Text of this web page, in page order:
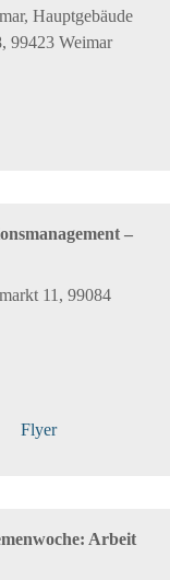
Hauptgebäude
99423 Weimar
–
11, 99084
Flyer
Arbeit